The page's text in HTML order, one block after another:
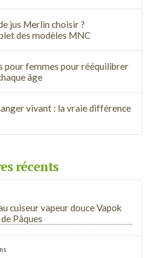
jus Merlin choisir ?
des modèles MNC
pour femmes pour rééquilibrer
âge
vivant : la vraie différence
récents
cuiseur vapeur douce Vapok
Pâques